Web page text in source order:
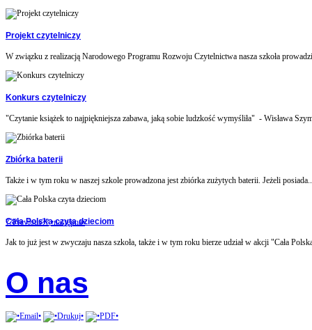
Projekt czytelniczy
W związku z realizacją Narodowego Programu Rozwoju Czytelnictwa nasza szkoła
Konkurs czytelniczy
"Czytanie książek to najpiękniejsza zabawa, jaką sobie ludzkość wymyśliła" - Wisława
Zbiórka baterii
Także i w tym roku w naszej szkole prowadzona jest zbiórka zużytych baterii. Jeżeli
Cała Polska czyta dzieciom
Jak to już jest w zwyczaju nasza szkoła, także i w tym roku bierze udział w akcji "Cała
??Previous?? •następna•
O nas